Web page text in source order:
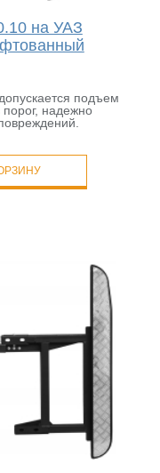
на УАЗ
подъем
надежно